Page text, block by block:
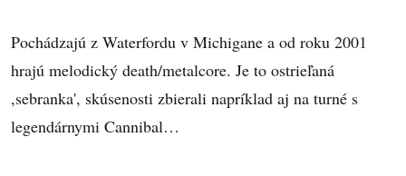
Pochádzajú z Waterfordu v Michigane a od roku 2001
hrajú melodický death/metalcore. Je to ostrieľaná
,sebranka', skúsenosti zbierali napríklad aj na turné s
legendárnymi Cannibal…